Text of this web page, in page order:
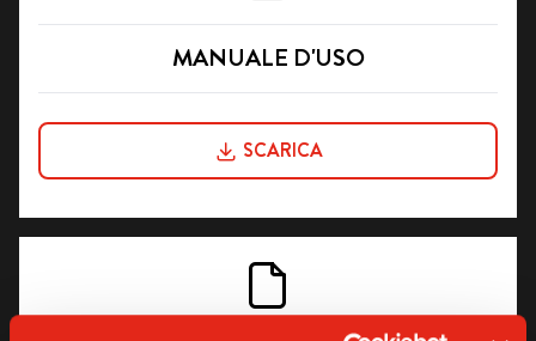
MANUALE D'USO
SCARICA